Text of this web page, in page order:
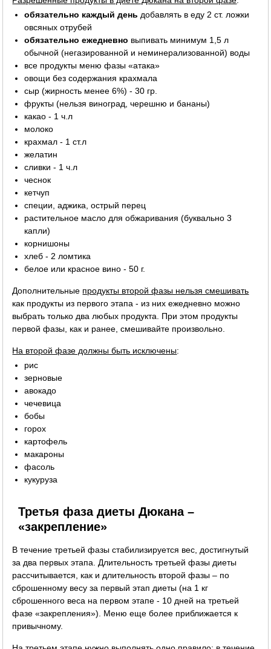
обязательно каждый день добавлять в еду 2 ст. ложки
овсяных отрубей
обязательно ежедневно выпивать минимум 1,5 л
обычной (негазированной и неминерализованной) воды
все продукты меню фазы «атака»
овощи без содержания крахмала
сыр (жирность менее 6%) - 30 гр.
фрукты (нельзя виноград, черешню и бананы)
какао - 1 ч.л
молоко
крахмал - 1 ст.л
желатин
сливки - 1 ч.л
чеснок
кетчуп
специи, аджика, острый перец
растительное масло для обжаривания (буквально 3
капли)
корнишоны
хлеб - 2 ломтика
белое или красное вино - 50 г.
Дополнительные продукты второй фазы нельзя смешивать
как продукты из первого этапа - из них ежедневно можно
выбрать только два любых продукта. При этом продукты
первой фазы, как и ранее, смешивайте произвольно.
На второй фазе должны быть исключены:
рис
зерновые
авокадо
чечевица
бобы
горох
картофель
макароны
фасоль
кукуруза
Третья фаза диеты Дюкана –
«закрепление»
В течение третьей фазы стабилизируется вес, достигнутый
за два первых этапа. Длительность третьей фазы диеты
рассчитывается, как и длительность второй фазы – по
сброшенному весу за первый этап диеты (на 1 кг
сброшенного веса на первом этапе - 10 дней на третьей
фазе «закрепления»). Меню еще более приближается к
привычному.